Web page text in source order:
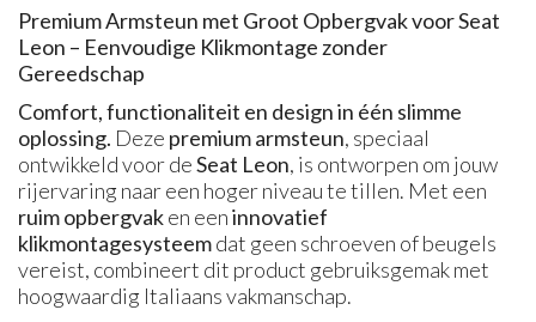
Premium Armsteun met Groot Opbergvak voor Seat
Leon – Eenvoudige Klikmontage zonder
Gereedschap
Comfort, functionaliteit en design in één slimme
oplossing. Deze premium armsteun, speciaal
ontwikkeld voor deSeat Leon, is ontworpen om jouw
rijervaring naar een hoger niveau te tillen. Met een
ruim opbergvaken eeninnovatief
klikmontagesysteemdat geen schroeven of beugels
vereist, combineert dit product gebruiksgemak met
hoogwaardig Italiaans vakmanschap.